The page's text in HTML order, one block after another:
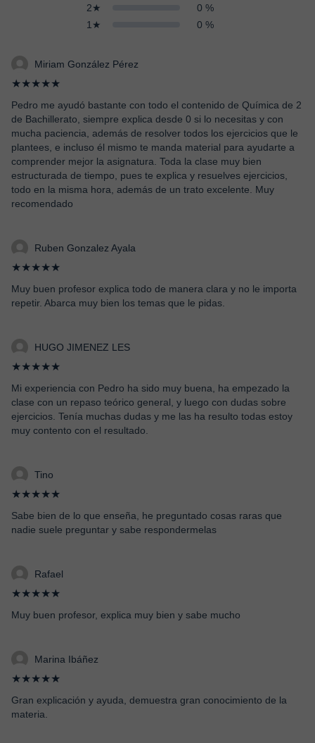
2★
0 %
1★
0 %
Miriam González Pérez
★★★★★
Pedro me ayudó bastante con todo el contenido de Química de 2
de Bachillerato, siempre explica desde 0 si lo necesitas y con
mucha paciencia, además de resolver todos los ejercicios que le
plantees, e incluso él mismo te manda material para ayudarte a
comprender mejor la asignatura. Toda la clase muy bien
estructurada de tiempo, pues te explica y resuelves ejercicios,
todo en la misma hora, además de un trato excelente. Muy
recomendado
Ruben Gonzalez Ayala
★★★★★
Muy buen profesor explica todo de manera clara y no le importa
repetir. Abarca muy bien los temas que le pidas.
HUGO JIMENEZ LES
★★★★★
Mi experiencia con Pedro ha sido muy buena, ha empezado la
clase con un repaso teórico general, y luego con dudas sobre
ejercicios. Tenía muchas dudas y me las ha resulto todas estoy
muy contento con el resultado.
Tino
★★★★★
Sabe bien de lo que enseña, he preguntado cosas raras que
nadie suele preguntar y sabe respondermelas
Rafael
★★★★★
Muy buen profesor, explica muy bien y sabe mucho
Marina Ibáñez
★★★★★
Gran explicación y ayuda, demuestra gran conocimiento de la
materia.